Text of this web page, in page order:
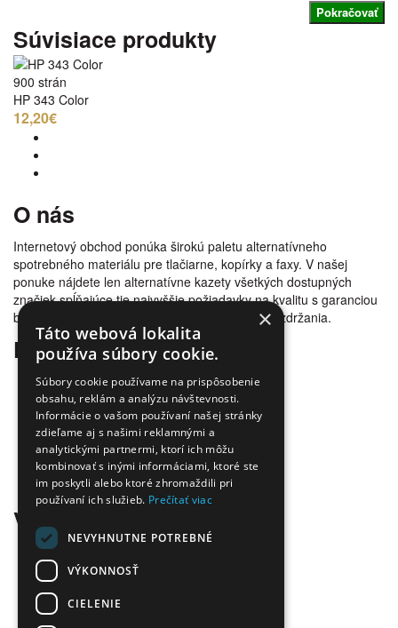
Pokračovať
Súvisiace produkty
900 strán
HP 343 Color
12,20€
O nás
Internetový obchod ponúka širokú paletu alternatívneho
spotrebného materiálu pre tlačiarne, kopírky a faxy. V našej
ponuke nájdete len alternatívne kazety všetkých dostupných
značiek spĺňajúce tie najvyššie požiadavky na kvalitu s garanciou
bezproblémovosti tlače. Tovar doručujeme bez zdržania.
Prečo nakúpiť u nás
Úspora nákladov
Overená kvalita
Doprava zadarmo
Tovar skladom
Ekologická likvidácia tonerov
Množstvo spôsobov platby a dopravy
Ekológia
Všetko o nákupe
Kontaktné informácie
Platba a dodanie
Obchodné podmienky
Ekologická likvidácia tonerov
Záručné a reklamačné podmienky
×
Táto webová lokalita
používa súbory cookie.
Súbory cookie používame na prispôsobenie
obsahu, reklám a analýzu návštevnosti.
Informácie o vašom používaní našej stránky
zdieľame aj s našimi reklamnými a
analytickými partnermi, ktorí ich môžu
kombinovať s inými informáciami, ktoré ste
im poskytli alebo ktoré zhromaždili pri
používaní ich služieb. Prečítať viac
NEVYHNUTNE POTREBNÉ
VÝKONNOSŤ
CIELENIE